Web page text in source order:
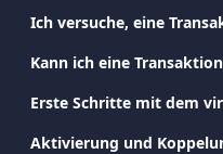
Erste Schritte mit dem